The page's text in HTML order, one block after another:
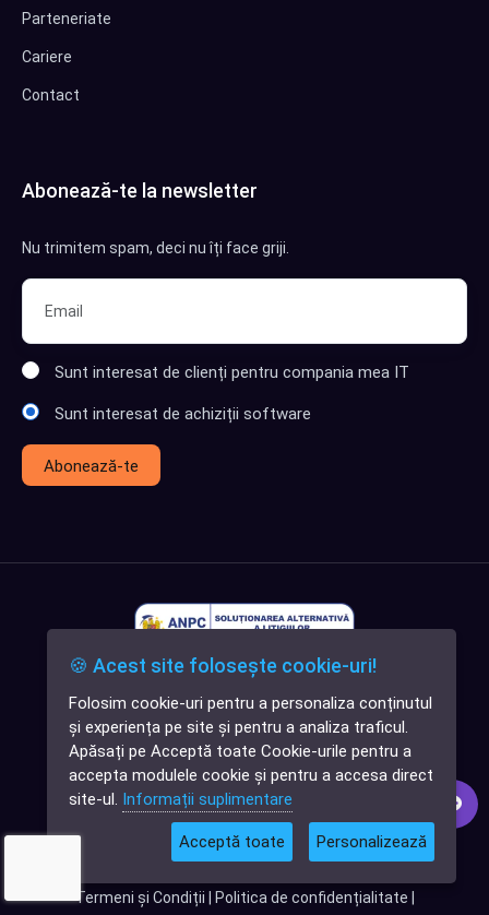
✕
Cauți o aplicație
software?
Parteneriate
Cariere
Contact
Abonează-te la newsletter
Nu trimitem spam, deci nu îți face griji.
Sunt interesat de clienți pentru compania mea IT
Sunt interesat de achiziții software
Abonează-te
Softlead• Toate drepturile rezervate |
Termeni și Condiții | Politica de confidențialitate |
🍪 Acest site folosește cookie-uri!
Folosim cookie-uri pentru a personaliza conținutul
și experiența pe site și pentru a analiza traficul.
Apăsați pe Acceptă toate Cookie-urile pentru a
accepta modulele cookie și pentru a accesa direct
site-ul. Informații suplimentare
Acceptă toate Personalizează